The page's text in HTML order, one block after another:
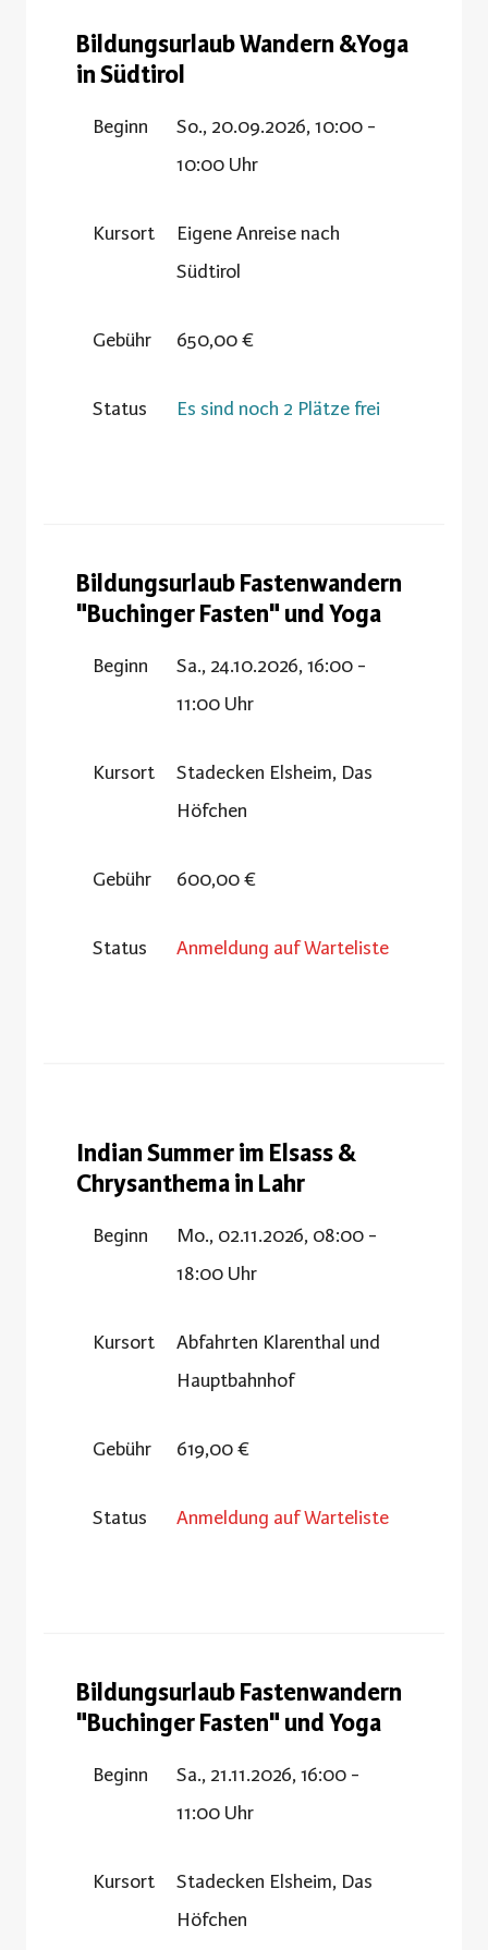
Bildungsurlaub Wandern &Yoga
in Südtirol
Beginn
So., 20.09.2026, 10:00 -
10:00 Uhr
Kursort
Eigene Anreise nach
Südtirol
Gebühr 650,00 €
Status Es sind noch 2 Plätze frei
Bildungsurlaub Fastenwandern
"Buchinger Fasten" und Yoga
Beginn
Sa., 24.10.2026, 16:00 -
11:00 Uhr
Kursort
Stadecken Elsheim, Das
Höfchen
Gebühr 600,00 €
Status Anmeldung auf Warteliste
Indian Summer im Elsass &
Chrysanthema in Lahr
Beginn
Mo., 02.11.2026, 08:00 -
18:00 Uhr
Kursort
Abfahrten Klarenthal und
Hauptbahnhof
Gebühr 619,00 €
Status Anmeldung auf Warteliste
Bildungsurlaub Fastenwandern
"Buchinger Fasten" und Yoga
Beginn
Sa., 21.11.2026, 16:00 -
11:00 Uhr
Kursort
Stadecken Elsheim, Das
Höfchen